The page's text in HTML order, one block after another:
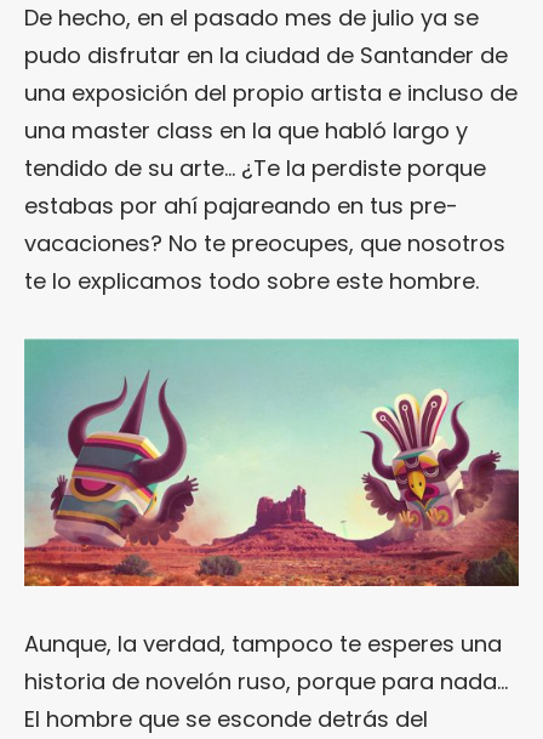
De hecho, en el pasado mes de julio ya se
pudo disfrutar en la ciudad de Santander de
una exposición del propio artista e incluso de
una master class en la que habló largo y
tendido de su arte… ¿Te la perdiste porque
estabas por ahí pajareando en tus pre-
vacaciones? No te preocupes, que nosotros
te lo explicamos todo sobre este hombre.
Aunque, la verdad, tampoco te esperes una
historia de novelón ruso, porque para nada…
El hombre que se esconde detrás del